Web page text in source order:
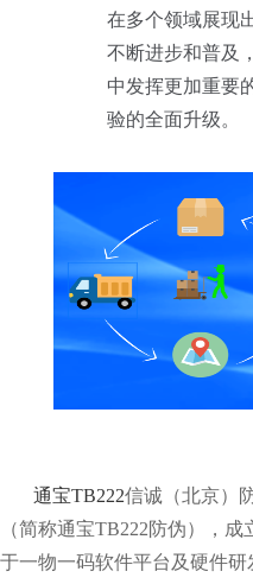
在多个领域展现
不断进步和普及
中发挥更加重要
验的全面升级。
通宝TB222信诚（北京）
（简称通宝TB222防伪），成
于一物一码软件平台及硬件